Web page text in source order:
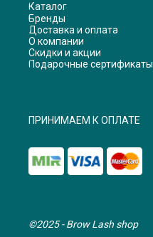
Каталог
Бренды
Доставка и оплата
О компании
Скидки и акции
Подарочные сертификаты
ПРИНИМАЕМ К ОПЛАТЕ
©2025 - Brow Lash shop